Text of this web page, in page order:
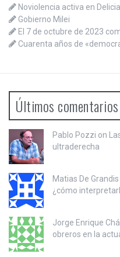
Noviolencia activa en
Gobierno Milei
El 7 de octubre de 2023
Cuarenta años de
Últimos comentarios
Pablo Pozzi on
ultraderecha
Matias De Grandis
¿cómo
Jorge Enrique
obreros en la